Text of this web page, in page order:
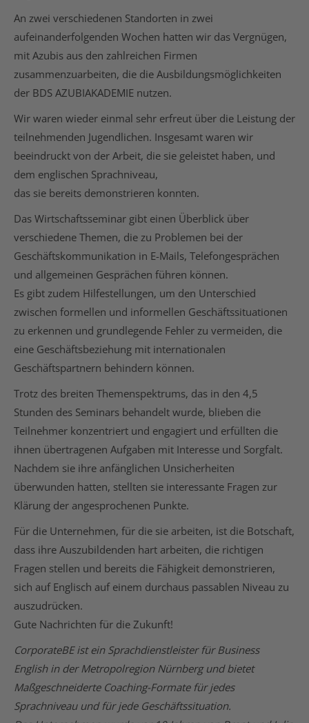
An zwei verschiedenen Standorten in zwei
aufeinanderfolgenden Wochen hatten wir das Vergnügen,
mit Azubis aus den zahlreichen Firmen
zusammenzuarbeiten, die die Ausbildungsmöglichkeiten
der BDS AZUBIAKADEMIE nutzen.
Wir waren wieder einmal sehr erfreut über die Leistung der
teilnehmenden Jugendlichen. Insgesamt waren wir
beeindruckt von der Arbeit, die sie geleistet haben, und
dem englischen Sprachniveau,
das sie bereits demonstrieren konnten.
Das Wirtschaftsseminar gibt einen Überblick über
verschiedene Themen, die zu Problemen bei der
Geschäftskommunikation in E-Mails, Telefongesprächen
und allgemeinen Gesprächen führen können.
Es gibt zudem Hilfestellungen, um den Unterschied
zwischen formellen und informellen Geschäftssituationen
zu erkennen und grundlegende Fehler zu vermeiden, die
eine Geschäftsbeziehung mit internationalen
Geschäftspartnern behindern können.
Trotz des breiten Themenspektrums, das in den 4,5
Stunden des Seminars behandelt wurde, blieben die
Teilnehmer konzentriert und engagiert und erfüllten die
ihnen übertragenen Aufgaben mit Interesse und Sorgfalt.
Nachdem sie ihre anfänglichen Unsicherheiten
überwunden hatten, stellten sie interessante Fragen zur
Klärung der angesprochenen Punkte.
Für die Unternehmen, für die sie arbeiten, ist die Botschaft,
dass ihre Auszubildenden hart arbeiten, die richtigen
Fragen stellen und bereits die Fähigkeit demonstrieren,
sich auf Englisch auf einem durchaus passablen Niveau zu
auszudrücken.
Gute Nachrichten für die Zukunft!
CorporateBE ist ein Sprachdienstleister für Business
English in der Metropolregion Nürnberg und bietet
Maßgeschneiderte Coaching-Formate für jedes
Sprachniveau und für jede Geschäftssituation.